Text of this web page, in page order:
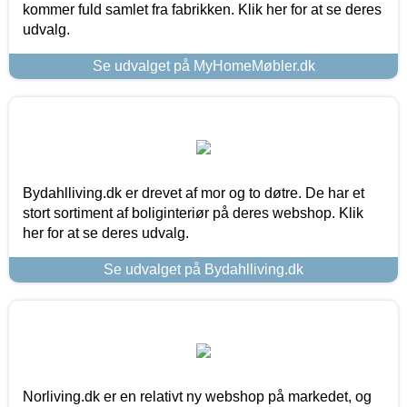
kommer fuld samlet fra fabrikken. Klik her for at se deres
udvalg.
Se udvalget på MyHomeMøbler.dk
Bydahlliving.dk er drevet af mor og to døtre. De har et
stort sortiment af boliginteriør på deres webshop. Klik
her for at se deres udvalg.
Se udvalget på Bydahlliving.dk
Norliving.dk er en relativt ny webshop på markedet, og